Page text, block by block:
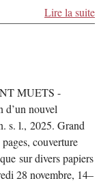
Lire la suite
MUETS -
nouvel
s. l., 2025. Grand
couverture
sur divers papiers
28 novembre, 14–